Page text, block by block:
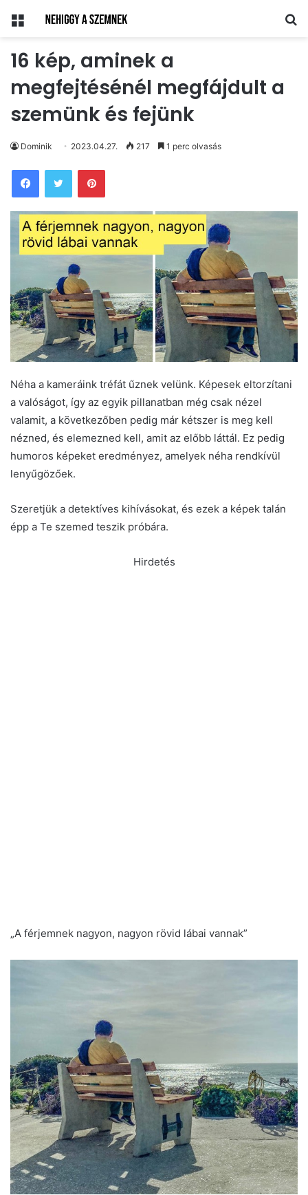
Menü
16 kép, aminek a
megfejtésénél megfájdult a
szemünk és fejünk
Dominik 2023.04.27. 217 1 perc olvasás
Pinterest
Néha a kameráink tréfát űznek velünk. Képesek eltorzítani
a valóságot, így az egyik pillanatban még csak nézel
valamit, a következőben pedig már kétszer is meg kell
nézned, és elemezned kell, amit az előbb láttál. Ez pedig
humoros képeket eredményez, amelyek néha rendkívül
lenyűgözőek.
Szeretjük a detektíves kihívásokat, és ezek a képek talán
épp a Te szemed teszik próbára.
Hirdetés
„A férjemnek nagyon, nagyon rövid lábai vannak”